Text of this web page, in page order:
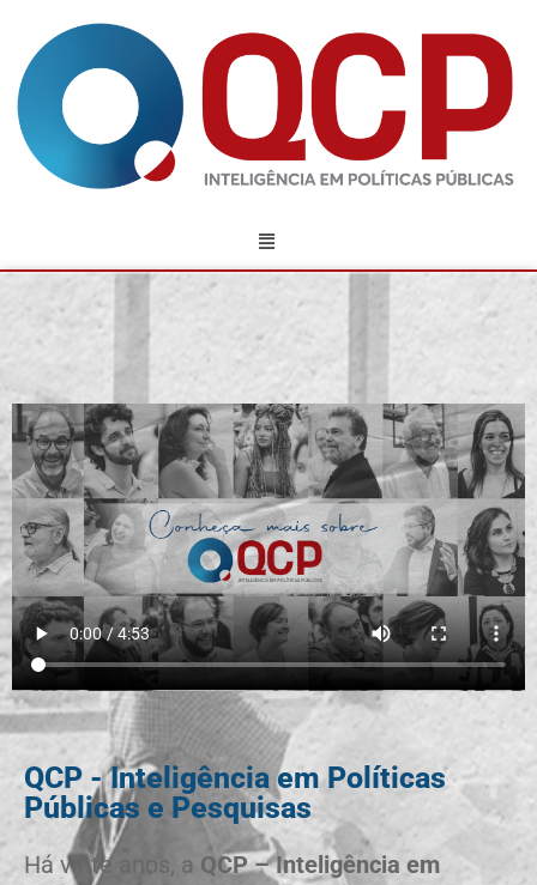
QCP - Inteligência em Políticas
Públicas e Pesquisas
Há vinte anos, a QCP – Inteligência em